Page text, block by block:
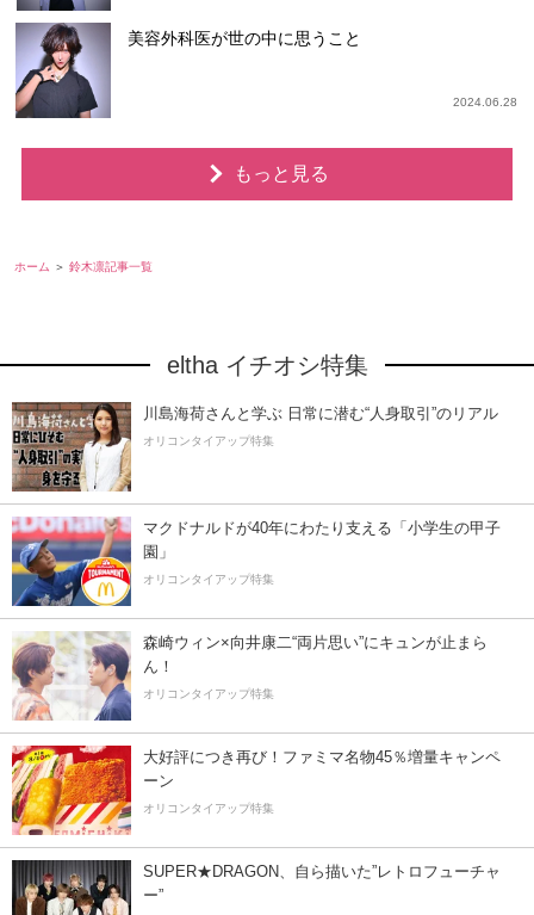
美容外科医が世の中に思うこと
2024.06.28
もっと見る
ホーム 鈴木凛記事一覧
eltha イチオシ特集
川島海荷さんと学ぶ 日常に潜む“人身取引”のリアル
オリコンタイアップ特集
マクドナルドが40年にわたり支える「小学生の甲子
園」
オリコンタイアップ特集
森崎ウィン×向井康二“両片思い”にキュンが止まら
ん！
オリコンタイアップ特集
大好評につき再び！ファミマ名物45％増量キャンペ
ーン
オリコンタイアップ特集
SUPER★DRAGON、自ら描いた”レトロフューチャ
ー”